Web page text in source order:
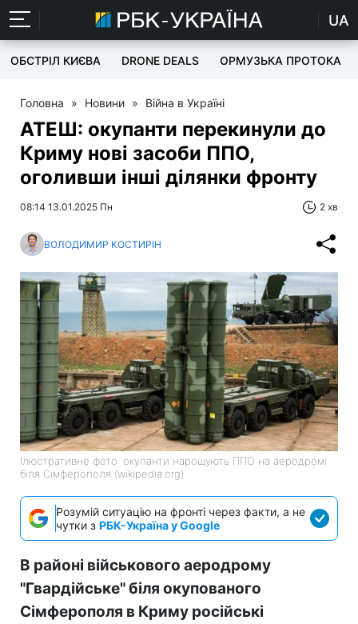
UA
ОБСТРІЛ КИЄВА DRONE DEALS ОРМУЗЬКА ПРОТОКА
Головна » Новини » Війна в Україні
АТЕШ: окупанти перекинули до
Криму нові засоби ППО,
оголивши інші ділянки фронту
08:14 13.01.2025 Пн 2 хв
ВОЛОДИМИР КОСТИРІН
Ілюстративне фото: окупанти нарощують ППО на аеродромі
біля Сімферополя (wikipedia.org)
Розумій ситуацію на фронті через факти, а не
чутки з РБК-Україна у Google
В районі військового аеродрому
"Гвардійське" біля окупованого
Сімферополя в Криму російські